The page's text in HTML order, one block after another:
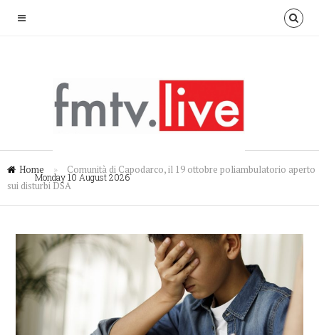
Monday 10 August 2026
Home »
Comunità di Capodarco, il 19 ottobre poliambulatorio aperto
sui disturbi DSA